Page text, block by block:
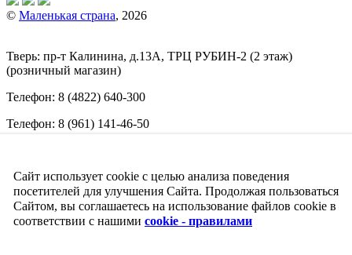
© Маленькая страна, 2026
Тверь: пр-т Калинина, д.13А, ТРЦ РУБИН-2 (2 этаж)
(розничный магазин)
Телефон: 8 (4822) 640-300
Телефон: 8 (961) 141-46-50
Обращаем ваше внимание на то, что вся информация
(включая цены) на этом интернет-сайте носит исключительно
информационный характер и ни при каких условиях не
является публичной офертой, определяемой положениями
Сайт использует cookie с целью анализа поведения
посетителей для улучшения Сайта. Продолжая пользоваться
Сайтом, вы соглашаетесь на использование файлов cookie в
соответствии с нашими cookie - правилами